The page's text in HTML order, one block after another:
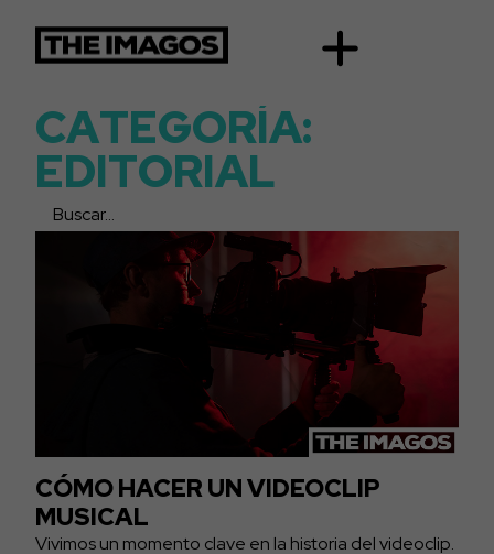
CATEGORÍA:
EDITORIAL
CÓMO HACER UN VIDEOCLIP
MUSICAL
Vivimos un momento clave en la historia del videoclip.